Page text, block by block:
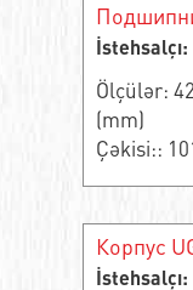
Ölçülər:
(mm)
Çəkisi::
Корпус
İstehsalçı: